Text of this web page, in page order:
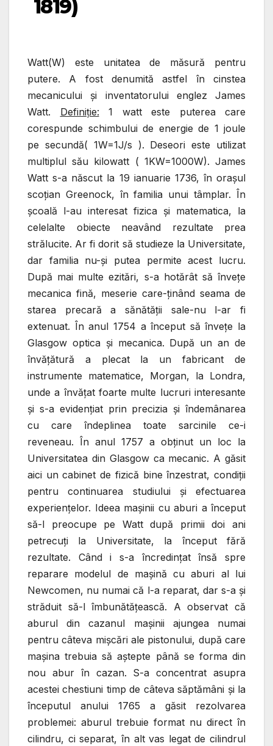
1819)
Watt(W) este unitatea de măsură pentru
putere. A fost denumită astfel în cinstea
mecanicului şi inventatorului englez James
Watt. Definiţie: 1 watt este puterea care
corespunde schimbului de energie de 1 joule
pe secundă( 1W=1J/s ). Deseori este utilizat
multiplul său kilowatt ( 1KW=1000W). James
Watt s-a născut la 19 ianuarie 1736, în oraşul
scoţian Greenock, în familia unui tâmplar. În
şcoală l-au interesat fizica şi matematica, la
celelalte obiecte neavând rezultate prea
strălucite. Ar fi dorit să studieze la Universitate,
dar familia nu-şi putea permite acest lucru.
După mai multe ezitări, s-a hotărât să înveţe
mecanica fină, meserie care-ţinând seama de
starea precară a sănătăţii sale-nu l-ar fi
extenuat. În anul 1754 a început să înveţe la
Glasgow optica şi mecanica. După un an de
învăţătură a plecat la un fabricant de
instrumente matematice, Morgan, la Londra,
unde a învăţat foarte multe lucruri interesante
şi s-a evidenţiat prin precizia şi îndemânarea
cu care îndeplinea toate sarcinile ce-i
reveneau. În anul 1757 a obţinut un loc la
Universitatea din Glasgow ca mecanic. A găsit
aici un cabinet de fizică bine înzestrat, condiţii
pentru continuarea studiului şi efectuarea
experienţelor. Ideea maşinii cu aburi a început
să-l preocupe pe Watt după primii doi ani
petrecuţi la Universitate, la început fără
rezultate. Când i s-a încredinţat însă spre
reparare modelul de maşină cu aburi al lui
Newcomen, nu numai că l-a reparat, dar s-a şi
străduit să-l îmbunătăţească. A observat că
aburul din cazanul maşinii ajungea numai
pentru câteva mişcări ale pistonului, după care
maşina trebuia să aştepte până se forma din
nou abur în cazan. S-a concentrat asupra
acestei chestiuni timp de câteva săptămâni şi la
începutul anului 1765 a găsit rezolvarea
problemei: aburul trebuie format nu direct în
cilindru, ci separat, în alt vas legat de cilindrul